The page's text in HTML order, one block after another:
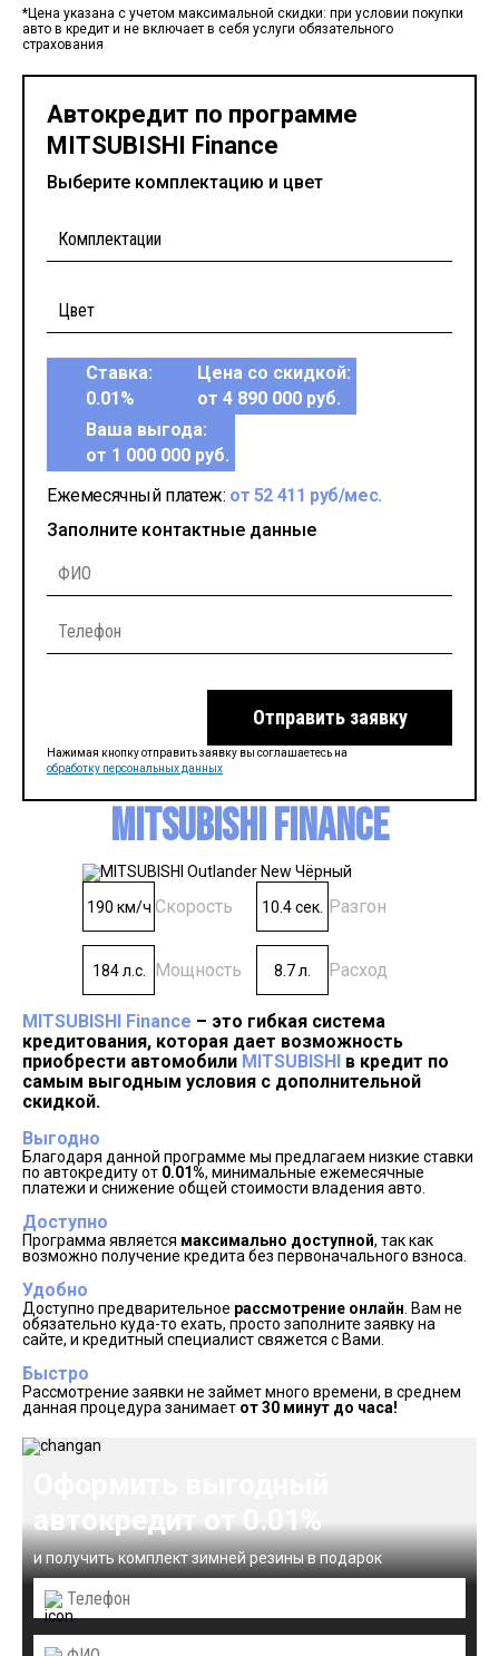
*Цена указана с учетом максимальной скидки: при условии покупки
авто в кредит и не включает в себя услуги обязательного
страхования
Автокредит по программе
MITSUBISHI Finance
Выберите комплектацию и цвет
Ставка:
0.01%
Цена со скидкой:
от 4 890 000 руб.
Ваша выгода:
от 1 000 000 руб.
Ежемесячный платеж: от 52 411 руб/мес.
Заполните контактные данные
Отправить заявку
Нажимая кнопку отправить заявку вы соглашаетесь на
обработку персональных данных
MITSUBISHI Finance
190 км/ч Скорость 10.4 сек. Разгон
184 л.с. Мощность 8.7 л. Расход
MITSUBISHI Finance – это гибкая система
кредитования, которая дает возможность
приобрести автомобили MITSUBISHI в кредит по
самым выгодным условия с дополнительной
скидкой.
Выгодно
Благодаря данной программе мы предлагаем низкие ставки
по автокредиту от 0.01%, минимальные ежемесячные
платежи и снижение общей стоимости владения авто.
Доступно
Программа является максимально доступной, так как
возможно получение кредита без первоначального взноса.
Удобно
Доступно предварительное рассмотрение онлайн . Вам не
обязательно куда-то ехать, просто заполните заявку на
сайте, и кредитный специалист свяжется с Вами.
Быстро
Рассмотрение заявки не займет много времени, в среднем
данная процедура занимает от 30 минут до часа!
автокредит от 0.01%
и получить комплект зимней резины в подарок